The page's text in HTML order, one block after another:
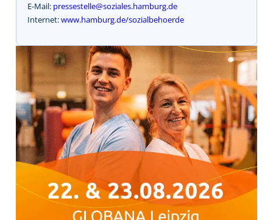
E-Mail: pressestelle@soziales.hamburg.de
Internet:www.hamburg.de/sozialbehoerde